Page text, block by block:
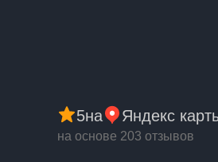
5на Яндекс
на основе 203 отзывов